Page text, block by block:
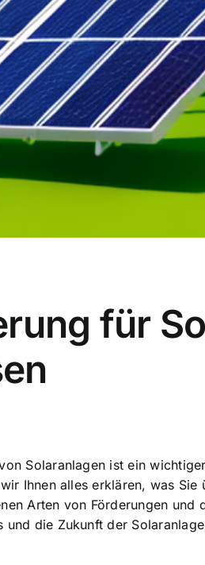
für
Solaranlagen ist ein
Ihnen alles erklären, was
Arten von Förderungen
und die Zukunft der